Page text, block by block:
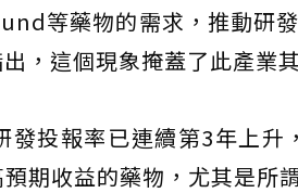
等藥物的需求，推動研
，這個現象掩蓋了此產業
發投報率已連續第3年上
期收益的藥物，尤其是所